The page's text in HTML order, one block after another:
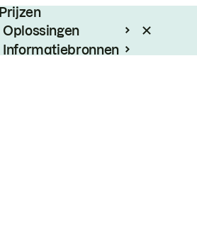
Prijzen
Oplossingen
Informatiebronnen